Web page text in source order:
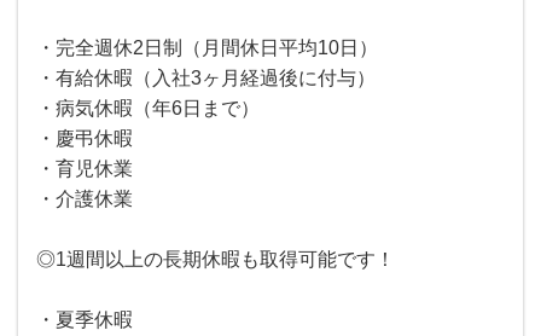
・完全週休2日制（月間休日平均10日）
・有給休暇（入社3ヶ月経過後に付与）
・病気休暇（年6日まで）
・慶弔休暇
・育児休業
・介護休業
◎1週間以上の長期休暇も取得可能です！
・夏季休暇